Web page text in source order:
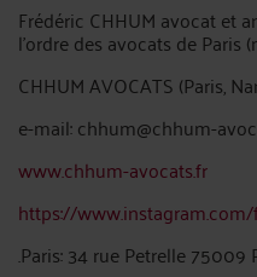
Frédéric CHHUM avocat et
l’ordre des avocats de Paris
CHHUM AVOCATS (Paris,
e-mail: chhum@chhum-
www.chhum-avocats.fr
https://
.Paris: 34 rue Petrelle